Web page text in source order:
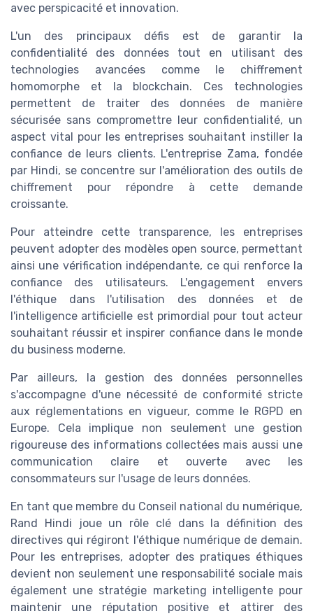
avec perspicacité et innovation.
L'un des principaux défis est de garantir la
confidentialité des données tout en utilisant des
technologies avancées comme le chiffrement
homomorphe et la blockchain. Ces technologies
permettent de traiter des données de manière
sécurisée sans compromettre leur confidentialité, un
aspect vital pour les entreprises souhaitant instiller la
confiance de leurs clients. L'entreprise Zama, fondée
par Hindi, se concentre sur l'amélioration des outils de
chiffrement pour répondre à cette demande
croissante.
Pour atteindre cette transparence, les entreprises
peuvent adopter des modèles open source, permettant
ainsi une vérification indépendante, ce qui renforce la
confiance des utilisateurs. L'engagement envers
l'éthique dans l'utilisation des données et de
l'intelligence artificielle est primordial pour tout acteur
souhaitant réussir et inspirer confiance dans le monde
du business moderne.
Par ailleurs, la gestion des données personnelles
s'accompagne d'une nécessité de conformité stricte
aux réglementations en vigueur, comme le RGPD en
Europe. Cela implique non seulement une gestion
rigoureuse des informations collectées mais aussi une
communication claire et ouverte avec les
consommateurs sur l'usage de leurs données.
En tant que membre du Conseil national du numérique,
Rand Hindi joue un rôle clé dans la définition des
directives qui régiront l'éthique numérique de demain.
Pour les entreprises, adopter des pratiques éthiques
devient non seulement une responsabilité sociale mais
également une stratégie marketing intelligente pour
maintenir une réputation positive et attirer des